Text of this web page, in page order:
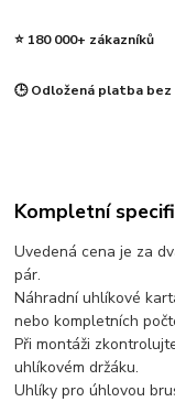
⭐ 180 000+ zákazníků
🕒 Odložená platba bez
Kompletní
Uvedená cena je za
pár.
Náhradní uhlíkové
nebo kompletních
Při montáži
uhlíkovém držáku.
Uhlíky pro úhlovou